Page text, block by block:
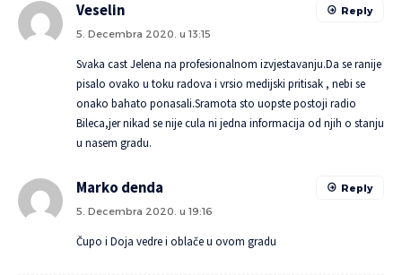
Veselin
5. Decembra 2020. u 13:15
Svaka cast Jelena na profesionalnom izvjestavanju.Da se ranije
pisalo ovako u toku radova i vrsio medijski pritisak , nebi se
onako bahato ponasali.Sramota sto uopste postoji radio
Bileca,jer nikad se nije cula ni jedna informacija od njih o stanju
u nasem gradu.
Reply
Marko denda
5. Decembra 2020. u 19:16
Čupo i Doja vedre i oblače u ovom gradu
Reply